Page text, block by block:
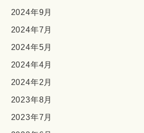
2024年9月
2024年7月
2024年5月
2024年4月
2024年2月
2023年8月
2023年7月